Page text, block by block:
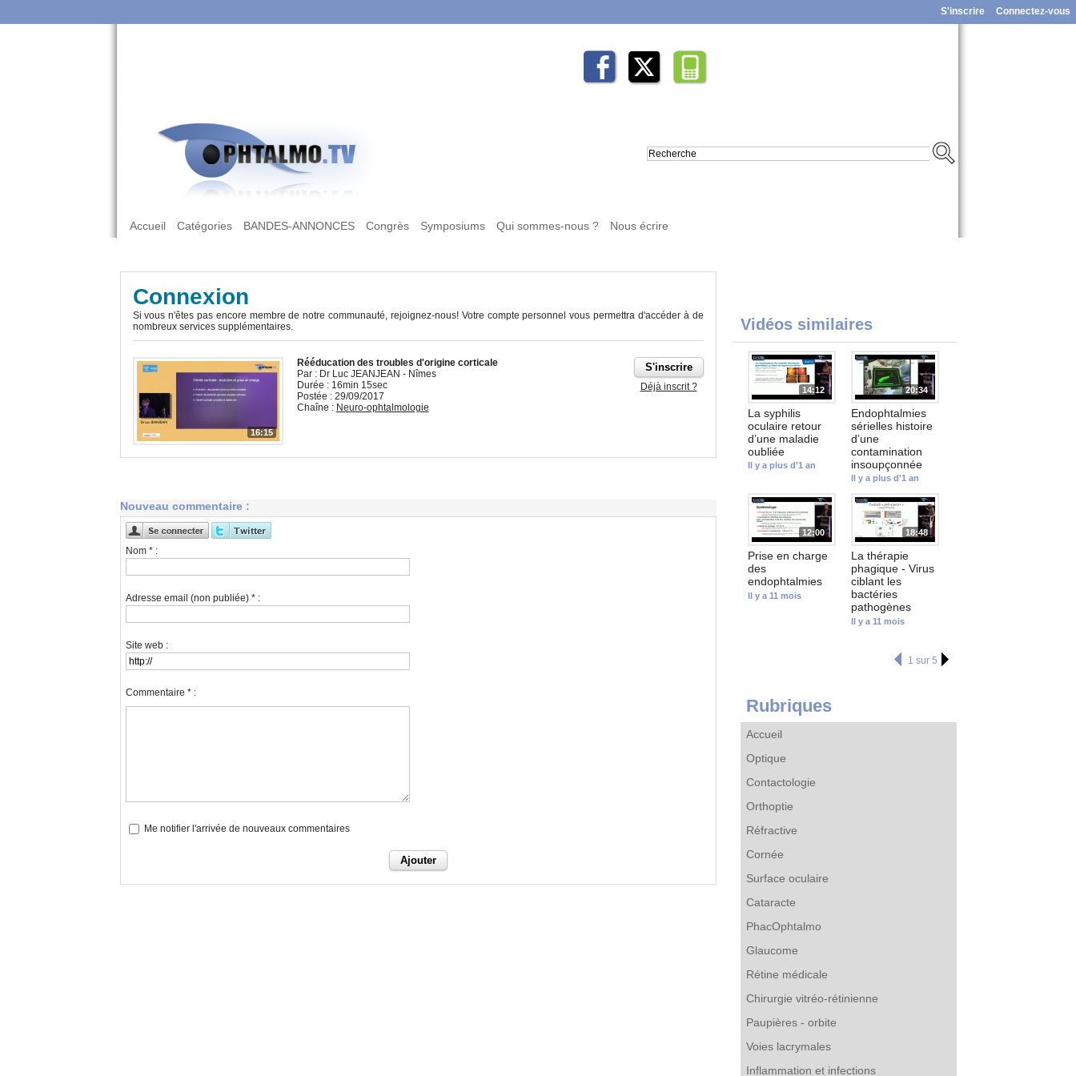
Connectez-vous
S'inscrire
Accueil Catégories BANDES-ANNONCES Congrès Symposiums Qui sommes-nous ? Nous écrire
Vidéos similaires
14:12
La syphilis
oculaire retour
d’une maladie
oubliée
Il y a plus d'1 an
20:34
Endophtalmies
sérielles histoire
d’une
contamination
insoupçonnée
Il y a plus d'1 an
12:00
Prise en charge
des
endophtalmies
Il y a 11 mois
18:48
La thérapie
phagique - Virus
ciblant les
bactéries
pathogènes
Il y a 11 mois
1 sur 5
Rubriques
Accueil
Optique
Contactologie
Orthoptie
Réfractive
Cornée
Surface oculaire
Cataracte
PhacOphtalmo
Glaucome
Rétine médicale
Chirurgie vitréo-rétinienne
Paupières - orbite
Voies lacrymales
Inflammation et infections
Connexion
Si vous n'êtes pas encore membre de notre communauté, rejoignez-nous! Votre compte personnel vous permettra d'accéder à de
nombreux services supplémentaires.
Déjà inscrit ?
16:15
Rééducation des troubles d'origine corticale
Par : Dr Luc JEANJEAN - Nîmes
Durée : 16min 15sec
Postée : 29/09/2017
Chaîne : Neuro-ophtalmologie
Nouveau commentaire :
Nom * :
Adresse email (non publiée) * :
Site web :
Commentaire * :
Me notifier l'arrivée de nouveaux commentaires